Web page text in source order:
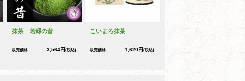
抹茶 若緑の昔
販売価格 3,564円(税込)
こいまろ抹茶
販売価格 1,620円(税込)